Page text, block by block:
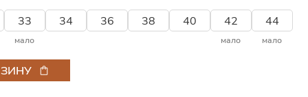
33
мало
34 36 38 40 42
мало
44
мало